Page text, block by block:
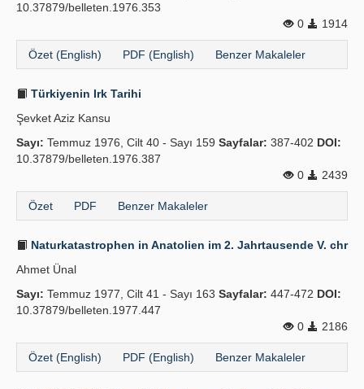
10.37879/belleten.1976.353
0
1914
Özet (English) PDF (English) Benzer Makaleler
Türkiyenin Irk Tarihi
Şevket Aziz Kansu
Sayı: Temmuz 1976, Cilt 40 - Sayı 159 Sayfalar: 387-402 DOI:
10.37879/belleten.1976.387
0
2439
Özet PDF Benzer Makaleler
Naturkatastrophen in Anatolien im 2. Jahrtausende V. chr
Ahmet Ünal
Sayı: Temmuz 1977, Cilt 41 - Sayı 163 Sayfalar: 447-472 DOI:
10.37879/belleten.1977.447
0
2186
Özet (English) PDF (English) Benzer Makaleler